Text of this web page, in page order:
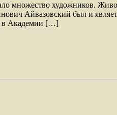
множество художников.
Айвазовский был и
в Академии […]